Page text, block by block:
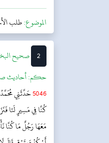
الموضوع:طلب
2 ‌‌صحيح
حکم:أحاديث
5046حَدَّثَنِي
كُنَّا فِي مَسِيرٍ لَنَا
مَعَهَا رَجُلٌ مَا كُنَّا